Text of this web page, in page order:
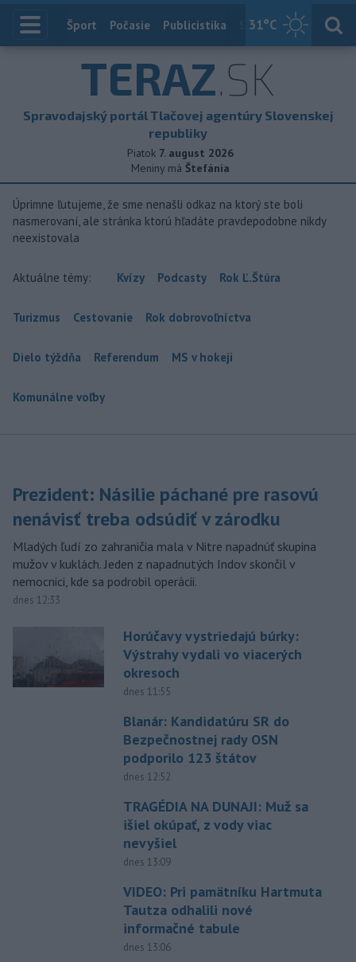
31°C
Index
Šport Počasie Publicistika Slovensko
TERAZ.SK
Spravodajský portál Tlačovej agentúry Slovenskej
republiky
Piatok 7. august 2026
Meniny má Štefánia
Úprimne ľutujeme, že sme nenašli odkaz na ktorý ste boli
nasmerovaní, ale stránka ktorú hľadáte pravdepodobne nikdy
neexistovala
Aktuálne témy: Kvízy Podcasty Rok Ľ.Štúra
Turizmus Cestovanie Rok dobrovoľníctva
Dielo týždňa Referendum MS v hokeji
Komunálne voľby
Prezident: Násilie páchané pre rasovú
nenávisť treba odsúdiť v zárodku
Mladých ľudí zo zahraničia mala v Nitre napadnúť skupina
mužov v kuklách. Jeden z napadnutých Indov skončil v
nemocnici, kde sa podrobil operácii.
dnes 12:33
Horúčavy vystriedajú búrky:
Výstrahy vydali vo viacerých
okresoch
dnes 11:55
Blanár: Kandidatúru SR do
Bezpečnostnej rady OSN
podporilo 123 štátov
dnes 12:52
TRAGÉDIA NA DUNAJI: Muž sa
išiel okúpať, z vody viac
nevyšiel
dnes 13:09
VIDEO: Pri pamätníku Hartmuta
Tautza odhalili nové
informačné tabule
dnes 13:06